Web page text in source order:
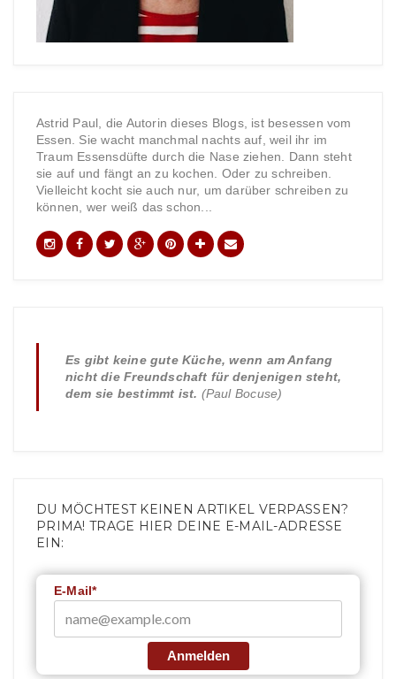
Astrid Paul, die Autorin dieses Blogs, ist besessen vom
Essen. Sie wacht manchmal nachts auf, weil ihr im
Traum Essensdüfte durch die Nase ziehen. Dann steht
sie auf und fängt an zu kochen. Oder zu schreiben.
Vielleicht kocht sie auch nur, um darüber schreiben zu
können, wer weiß das schon...
Es gibt keine gute Küche, wenn am Anfang
nicht die Freundschaft für denjenigen steht,
dem sie bestimmt ist. (Paul Bocuse)
DU MÖCHTEST KEINEN ARTIKEL VERPASSEN?
PRIMA! TRAGE HIER DEINE E-MAIL-ADRESSE
EIN:
E-Mail*
Anmelden